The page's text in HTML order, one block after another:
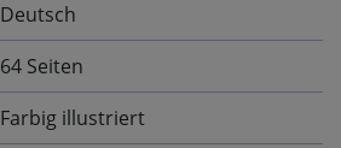
Deutsch
64 Seiten
Farbig illustriert